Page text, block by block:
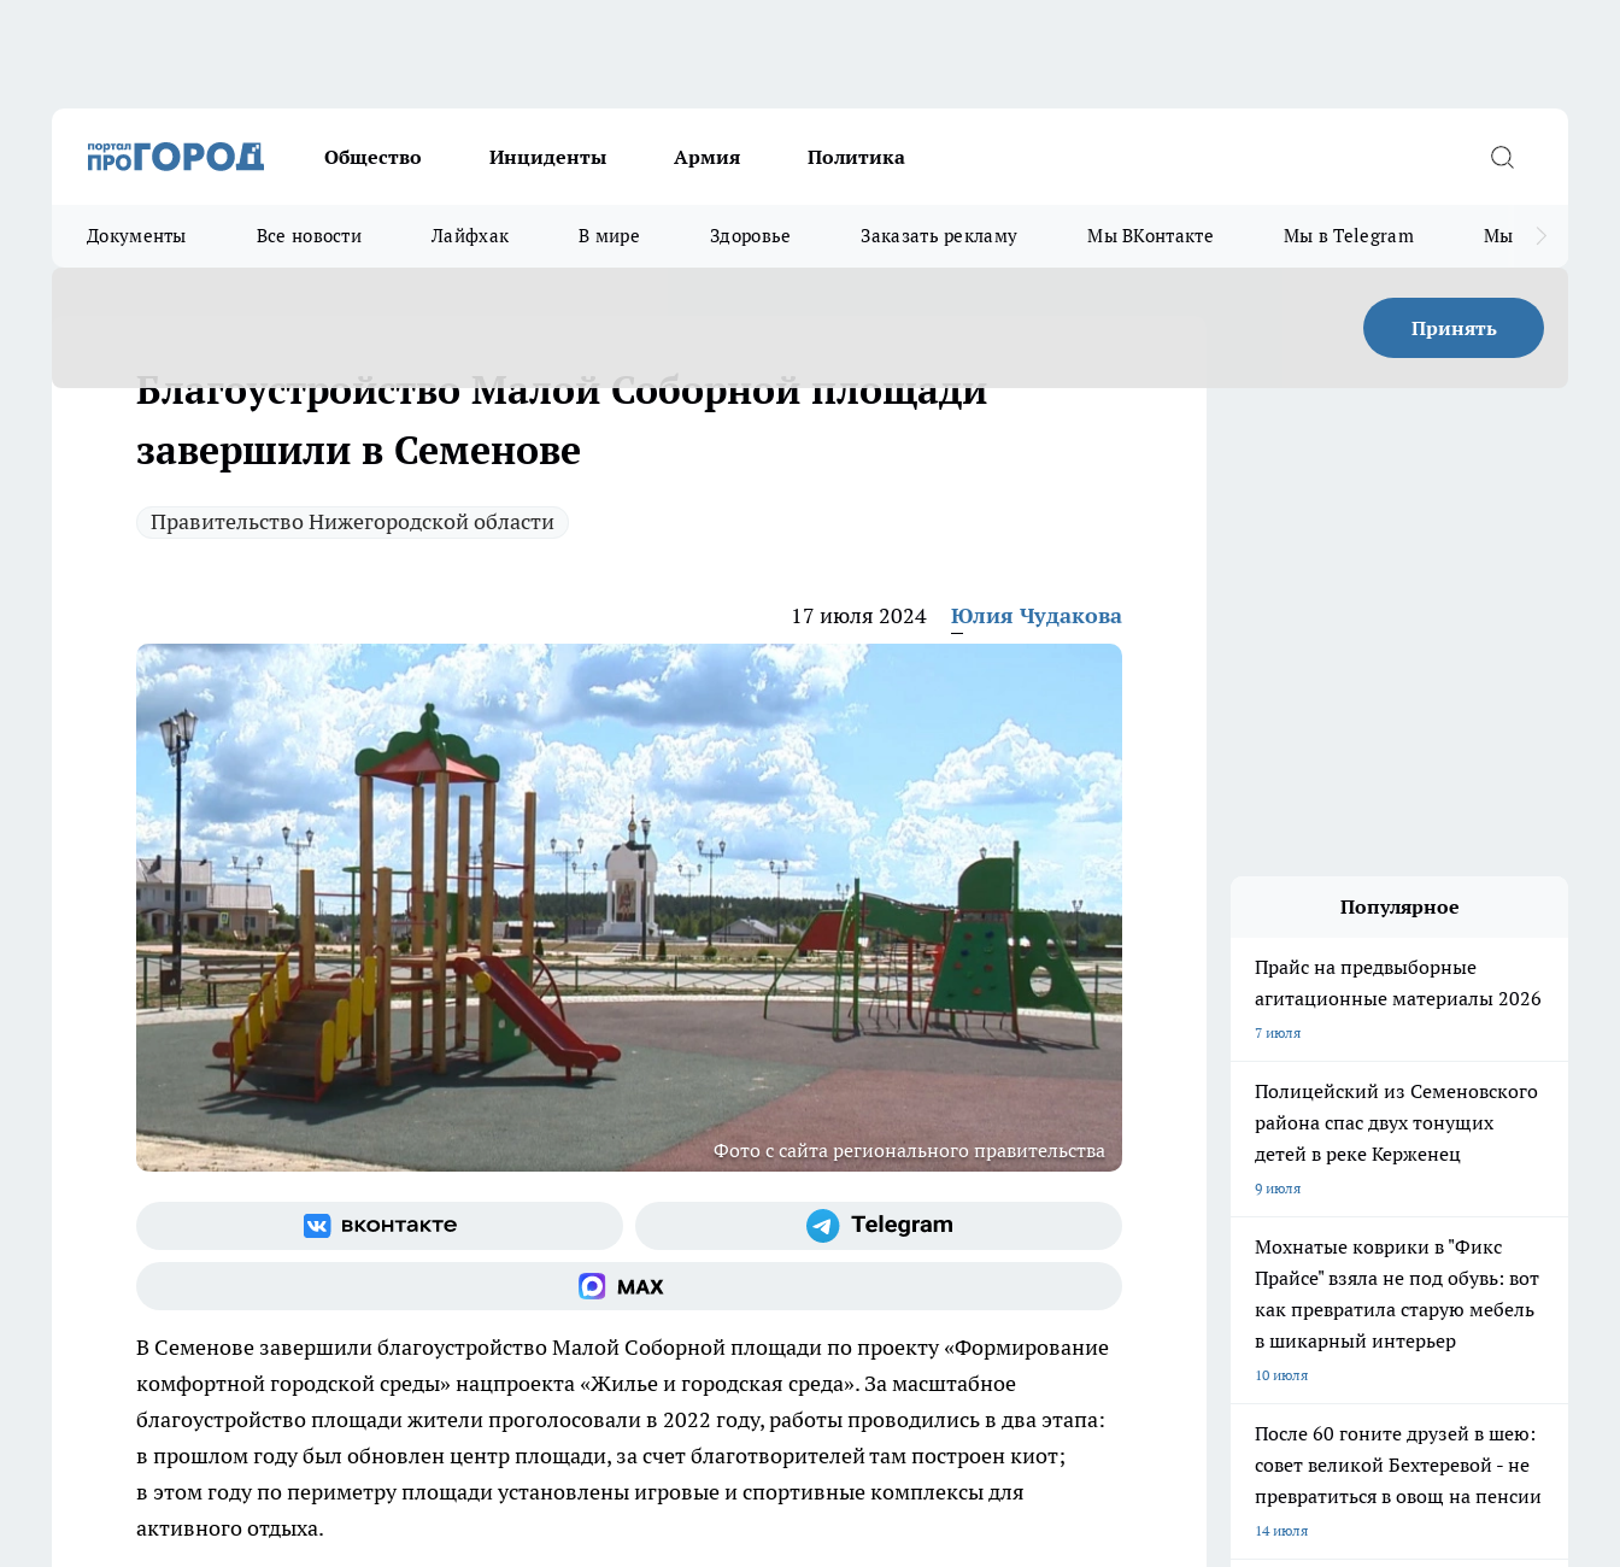
Общество Инциденты Армия Политика
Документы Все новости Лайфхак В мире Здоровье Заказать рекламу Мы ВКонтакте Мы в Telegram Мы в MAX
Принять
Благоустройство Малой Соборной площади
завершили в Семенове
Правительство Нижегородской области
17 июля 2024 Юлия Чудакова
Фото с сайта регионального правительства
В Семенове завершили благоустройство Малой Соборной площади по проекту «Формирование
комфортной городской среды» нацпроекта «Жилье и городская среда». За масштабное
благоустройство площади жители проголосовали в 2022 году, работы проводились в два этапа:
в прошлом году был обновлен центр площади, за счет благотворителей там построен киот;
в этом году по периметру площади установлены игровые и спортивные комплексы для
активного отдыха.
Популярное
Прайс на предвыборные
агитационные материалы 2026
7 июля
Полицейский из Семеновского
района спас двух тонущих
детей в реке Керженец
9 июля
Мохнатые коврики в "Фикс
Прайсе" взяла не под обувь: вот
как превратила старую мебель
в шикарный интерьер
10 июля
После 60 гоните друзей в шею:
совет великой Бехтеревой - не
превратиться в овощ на пенсии
14 июля